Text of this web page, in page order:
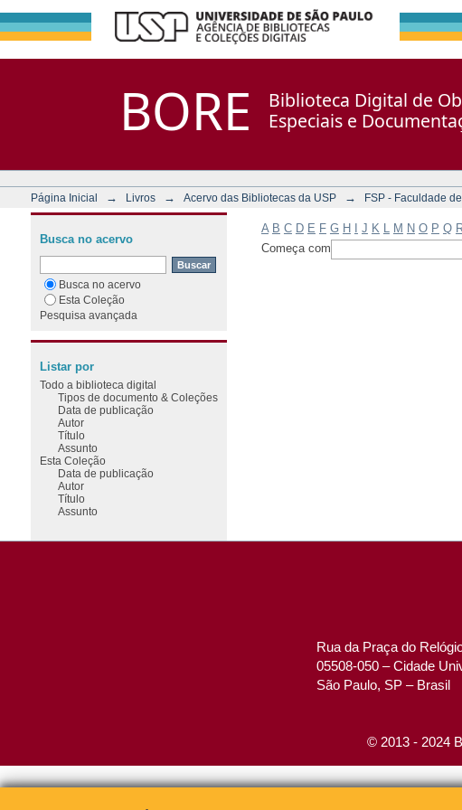
BORE
Biblioteca Digital de
Especiais e
Página Inicial → Livros → Acervo das Bibliotecas da USP → FSP - Faculdade
A B C D E F G H J K M N O P Q
Começa com
Busca no acervo
Busca no acervo
Esta Coleção
Pesquisa avançada
Listar por
Todo a biblioteca digital
Tipos de documento & Coleções
Data de publicação
Autor
Título
Assunto
Esta Coleção
Data de publicação
Autor
Título
Assunto
Rua da Praça do
05508-050 – Cidade
São Paulo, SP – Brasil
© 2013 - 2024